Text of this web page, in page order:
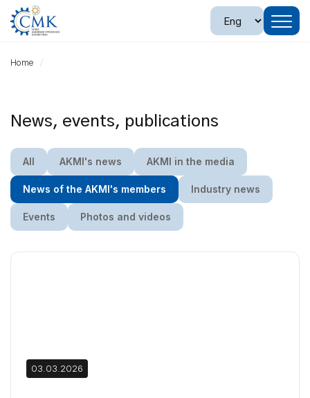
Home
News, events, publications
All AKMI's news AKMI in the media
News of the AKMI's members Industry news
Events Photos and videos
03.03.2026